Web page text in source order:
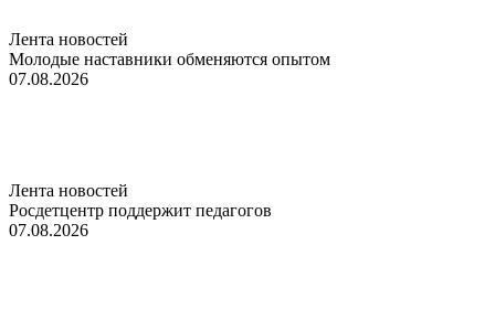
Лента новостей
Молодые наставники обменяются опытом
07.08.2026
Лента новостей
Росдетцентр поддержит педагогов
07.08.2026